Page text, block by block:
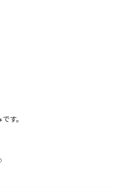
す。